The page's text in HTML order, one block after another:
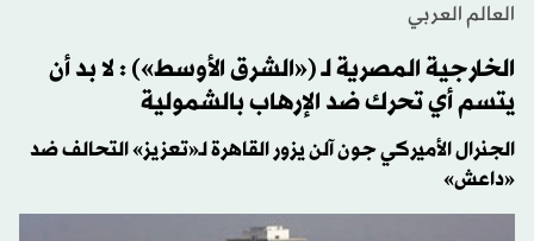
العالم العربي
الخارجية المصرية لـ («الشرق الأوسط») : لا بد أن
يتسم أي تحرك ضد الإرهاب بالشمولية
الجنرال الأميركي جون آلن يزور القاهرة لـ«تعزيز» التحالف ضد
«داعش»